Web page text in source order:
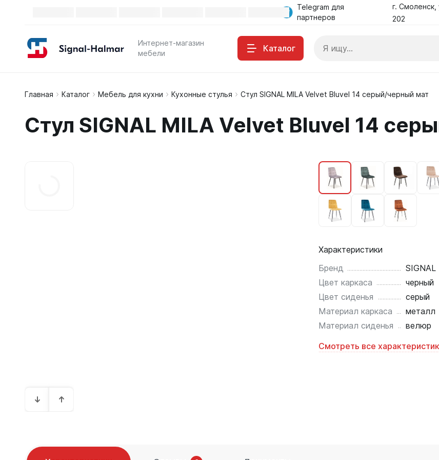
Telegram для
партнеров
г.
202
Интернет-магазин
мебели
Каталог
Главная Каталог Мебель для кухни Кухонные стулья Стул SIGNAL MILA Velvet Bluvel 14 серый/черный мат
Стул SIGNAL MILA Velvet Bluvel 14
Характеристики
Бренд
SIGNAL
Цвет каркаса
черный
Цвет сиденья
серый
Материал каркаса
металл
Материал сиденья
велюр
Смотреть все